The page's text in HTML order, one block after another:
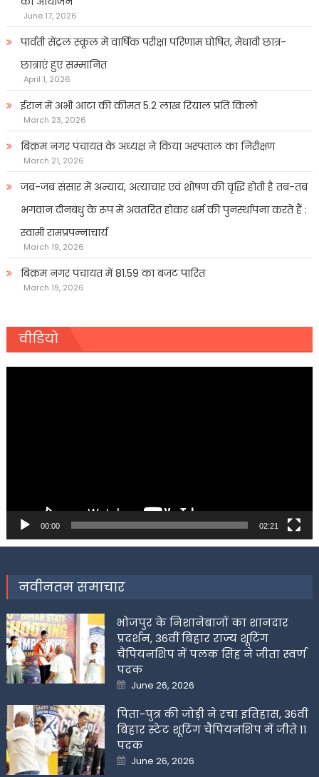
June 17, 2026
पार्वती सेंट्रल स्कूल में वार्षिक परीक्षा परिणाम घोषित, मेधावी छात्र-
छात्राएं हुए सम्मानित
April 1, 2026
ईरान में अभी आटा की कीमत 5.2 लाख रियाल प्रति किलो
March 23, 2026
बिक्रम नगर पंचायत के अध्यक्ष ने किया अस्पताल का निरीक्षण
March 21, 2026
जब-जब संसार में अन्याय, अत्याचार एवं शोषण की वृद्धि होती है तब-तब
भगवान दीनबंधु के रूप में अवतरित होकर धर्म की पुनर्स्थापना करते हैं :
स्वामी रामप्रपन्नाचार्य
March 19, 2026
बिक्रम नगर पंचायत में 81.59 का बजट पारित
March 19, 2026
वीडियो
00:00 02:21
नवीनतम समाचार
भोजपुर के निशानेबाजों का शानदार
प्रदर्शन, 36वीं बिहार राज्य शूटिंग
चैंपियनशिप में पलक सिंह ने जीता स्वर्ण
पदक
Posted
on
June 26, 2026
पिता-पुत्र की जोड़ी ने रचा इतिहास, 36वीं
बिहार स्टेट शूटिंग चैंपियनशिप में जीते 11
पदक
Posted
on
June 26, 2026